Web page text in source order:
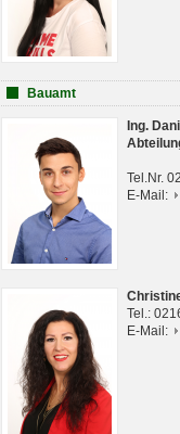
Bauamt
Ing.
Tel.Nr.
E-Mail:
Tel.:
E-Mail: